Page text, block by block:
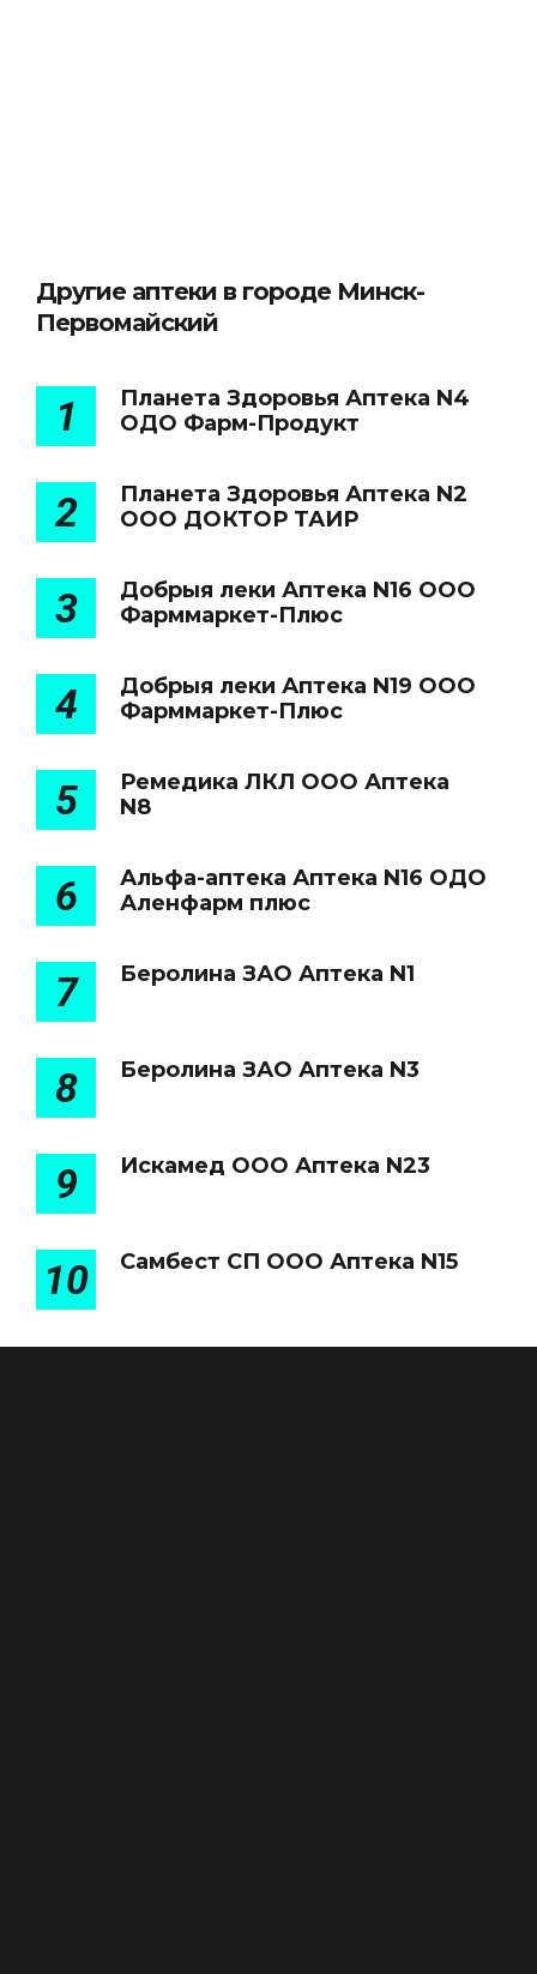
Другие аптеки в городе Минск-
Первомайский
1
Планета Здоровья Аптека N4
ОДО Фарм-Продукт
2
Планета Здоровья Аптека N2
ООО ДОКТОР ТАИР
3
Добрыя леки Аптека N16 ООО
Фарммаркет-Плюс
4
Добрыя леки Аптека N19 ООО
Фарммаркет-Плюс
5
Ремедика ЛКЛ ООО Аптека
N8
6
Альфа-аптека Аптека N16 ОДО
Аленфарм плюс
7 Беролина ЗАО Аптека N1
8 Беролина ЗАО Аптека N3
9 Искамед ООО Аптека N23
10 Самбест СП ООО Аптека N15